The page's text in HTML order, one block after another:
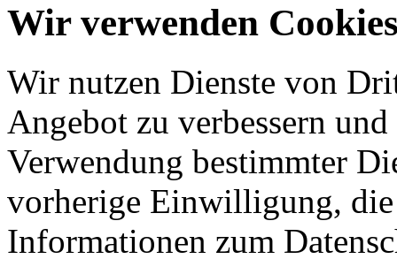
Wir verwenden
Wir nutzen Dienste von
Angebot zu verbessern
Verwendung bestimmter
vorherige Einwilligung,
Informationen zum